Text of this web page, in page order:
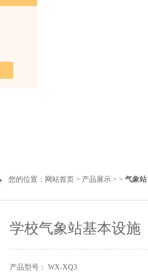
您的位置： 网站首页 > 产品展示 > > 气象站
学校气象站基本设施
产品型号： WX-XQ3